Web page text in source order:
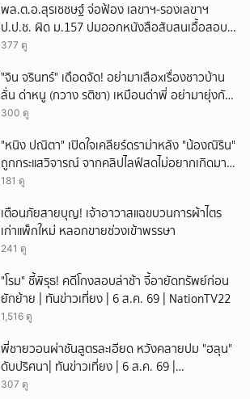
พล.ต.อ.สุรเชชษฐ์ จ่อฟ้อง เลขาฯ-รองเลขาฯ
ป.ป.ช. ผิด ม.157 ปมออกหนังสือสับสนเอื้อสอบ
คดีซ้ำซ้อน
377 ดู
ั่"จิน จรินทร์" เดือดจัด! อย่ามาเสือxเรื่องชาวบ้าน
ลั่น ด่าหนู (กวาง รติชา) เหมือนด่าพี่ อย่ามายุ่งกับ
คนของผม จบ!!!
300 ดู
"หนิง ปณิตา" เปิดใจเคลียร์ดราม่าหลัง "น้องณิริน"
ถูกกระแสวิจารณ์ จากคลิปไลฟ์สดไม่อยากเกิดมา
หน้าเหมือนพ่อ
181 ดู
เตือนภัยสายบุญ! เจ้าอาวาสแฉขบวนการผ้าไตร
เก่าแพ็กใหม่ หลอกขายช่วงเข้าพรรษา
241 ดู
"โรม" ชี้พิรุธ! คดีโกงสอบล่าช้า จี้อายัดทรัพย์ก่อน
ยักย้าย | ทันข่าวเที่ยง | 6 ส.ค. 69 | NationTV22
1,516 ดู
พี่ชายวอนผ่าชันสูตรละเอียด หวังคลายปม "ฮลุน"
ดับปริศนา| ทันข่าวเที่ยง | 6 ส.ค. 69 |
NationTV22
307 ดู